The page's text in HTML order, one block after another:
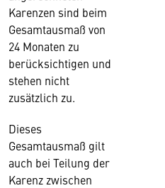
Karenzen sind beim
Gesamtausmaß von
24 Monaten zu
berücksichtigen und
stehen nicht
zusätzlich zu.
Dieses
Gesamtausmaß gilt
auch bei Teilung der
Karenz zwischen